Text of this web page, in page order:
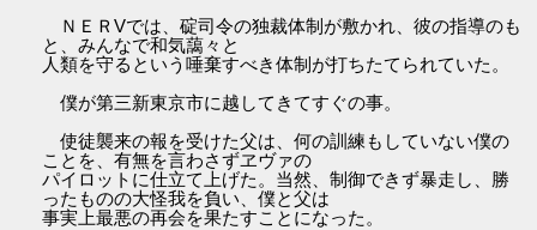
ＮＥＲVでは、碇司令の独裁体制が敷かれ、彼の指導のも
と、みんなで和気藹々と
人類を守るという唾棄すべき体制が打ちたてられていた。
僕が第三新東京市に越してきてすぐの事。
使徒襲来の報を受けた父は、何の訓練もしていない僕の
ことを、有無を言わさずヱヴァの
パイロットに仕立て上げた。当然、制御できず暴走し、勝
ったものの大怪我を負い、僕と父は
事実上最悪の再会を果たすことになった。